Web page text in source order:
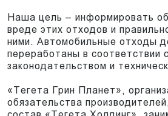
Наша цель – информировать
вреде этих отходов и
ними. Автомобильные отходы
переработаны в соответствии с
законодательством и
«Тегета Грин Планет»,
обязательства